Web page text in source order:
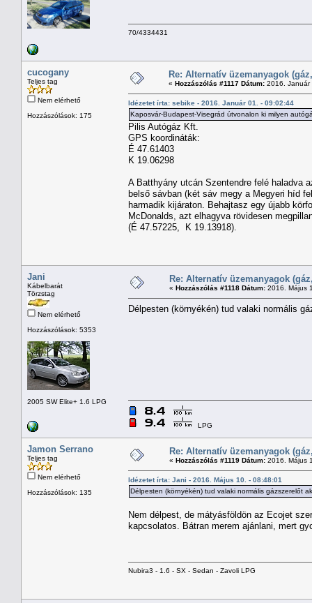
70/4334431
cucogany
Teljes tag
Nem elérhető
Hozzászólások: 175
Re: Alternatív üzemanyagok
« Hozzászólás #1117 Dátum: 2016.
Idézetet írta: sebike - 2016. Január 01. - 09:02:44
Kaposvár-Budapest-Visegrád útvonalon ki milyen
Pilis Autógáz Kft.
GPS koordináták:
É 47.61403
K 19.06298
A Batthyány utcán Szentendre felé haladva
belső sávban (két sáv megy a Megyeri híd
harmadik kijáraton. Behajtasz egy újabb
McDonalds, azt elhagyva rövidesen
(É 47.57225, K 19.13918).
Jani
Kábelbarát
Törzstag
Nem elérhető
Hozzászólások: 5353
2005 SW Elite+ 1.6 LPG
Re: Alternatív üzemanyagok
« Hozzászólás #1118 Dátum: 2016. Május
Délpesten (környékén) tud valaki normális
LPG
Jamon Serrano
Teljes tag
Nem elérhető
Hozzászólások: 135
Re: Alternatív üzemanyagok
« Hozzászólás #1119 Dátum: 2016. Május
Idézetet írta: Jani - 2016. Május 10. - 08:48:01
Délpesten (környékén) tud valaki normális gázszerelőt
Nem délpest, de mátyásföldön az Ecojet
kapcsolatos. Bátran merem ajánlani, mert
Nubira3 - 1.6 - SX - Sedan - Zavoli LPG